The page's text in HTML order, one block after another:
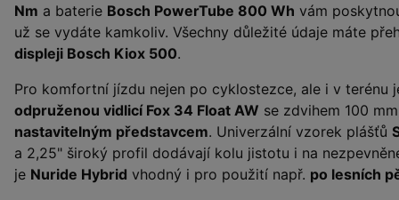
Nm a baterie Bosch PowerTube 800 Wh vám
už se vydáte kamkoliv. Všechny důležité údaje máte
displeji Bosch Kiox 500.
Pro komfortní jízdu nejen po cyklostezce, ale i v terénu
odpruženou vidlicí Fox 34 Float AW se zdvihem 100
nastavitelným představcem. Univerzální vzorek plášťů
a 2,25" široký profil dodávají kolu jistotu i na
je Nuride Hybrid vhodný i pro použití např. po lesních